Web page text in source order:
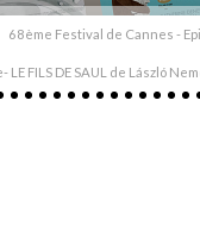
68ème Festival de Cannes -
LE FILS DE SAUL de László